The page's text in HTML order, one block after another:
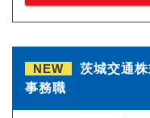
NEW
茨城交通
事務職